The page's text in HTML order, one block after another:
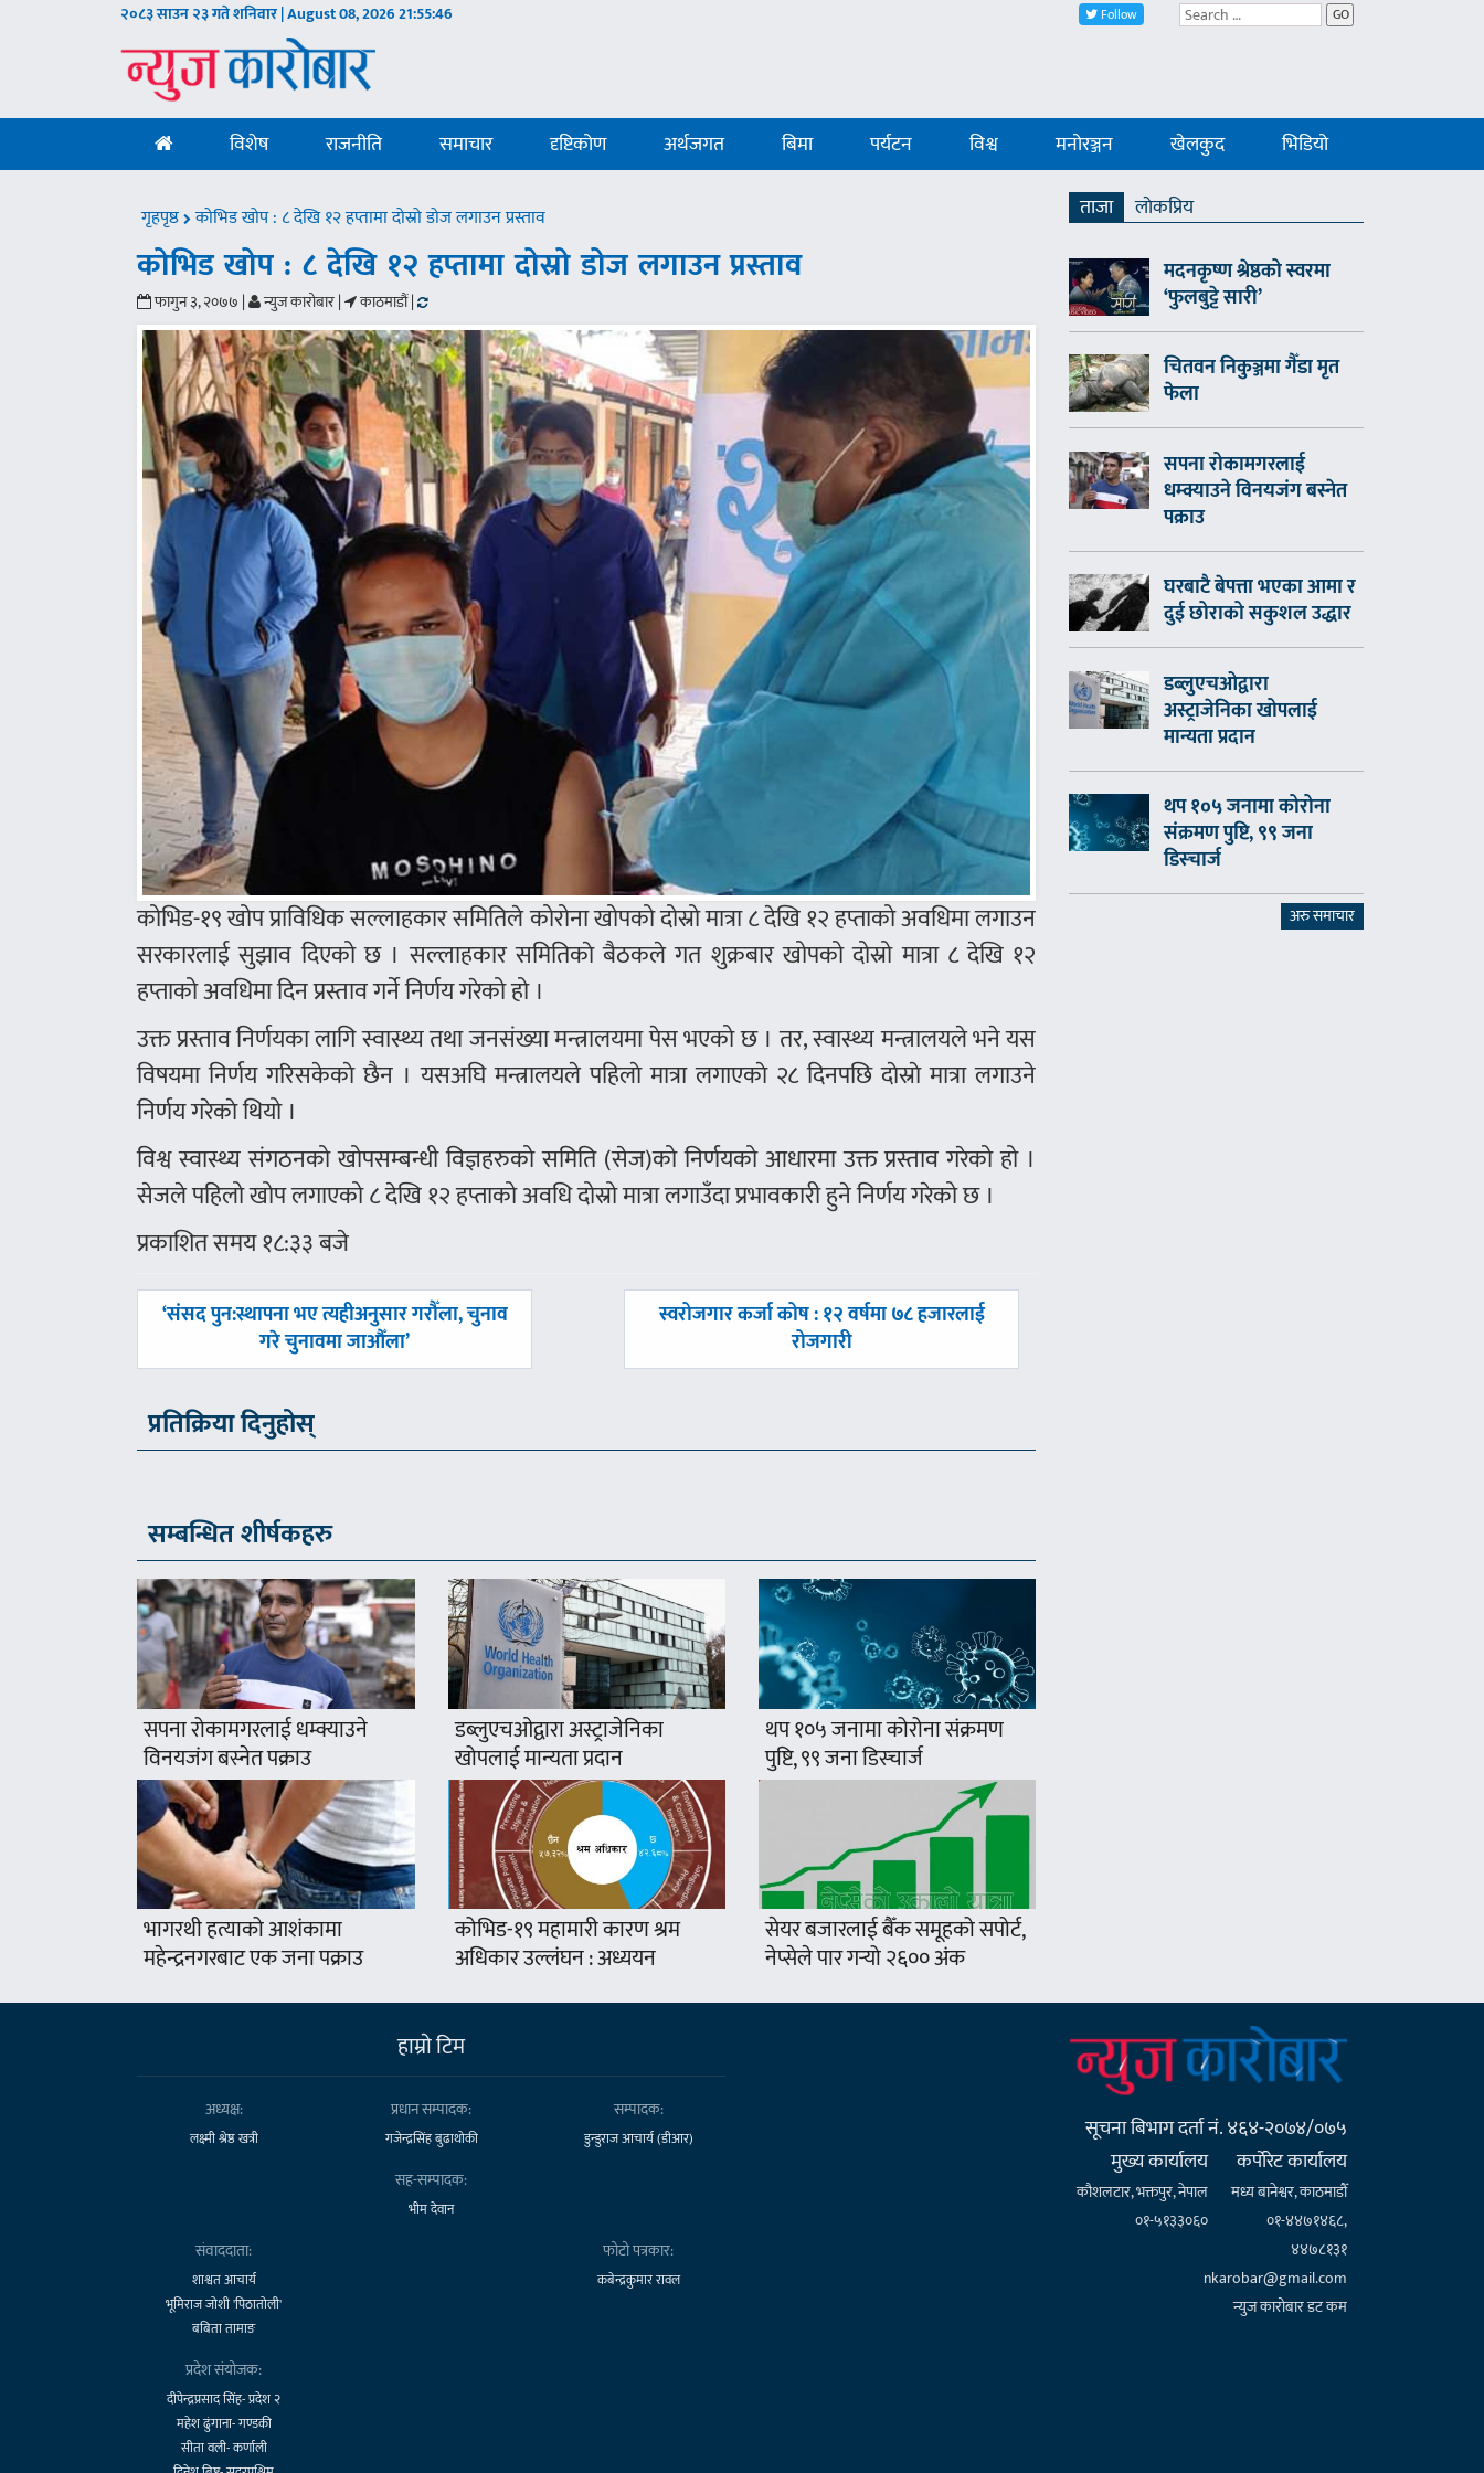
२०८३ साउन २३ गते शनिवार | August 08, 202621:55:47 Follow GO
विशेष राजनीति समाचार दृष्टिकोण अर्थजगत बिमा पर्यटन विश्व मनोरञ्जन खेलकुद भिडियो
गृहपृष्ठ कोभिड खोप : ८ देखि १२ हप्तामा दोस्रो डोज लगाउन प्रस्ताव
कोभिड खोप : ८ देखि १२ हप्तामा दोस्रो डोज लगाउन प्रस्ताव
फागुन ३, २०७७ | न्युज कारोबार | काठमाडौं |
कोभिड-१९ खोप प्राविधिक सल्लाहकार समितिले कोरोना खोपको दोस्रो मात्रा ८ देखि १२ हप्ताको अवधिमा लगाउन
सरकारलाई सुझाव दिएको छ । सल्लाहकार समितिकाे बैठकले गत शुक्रबार खोपको दोस्रो मात्रा ८ देखि १२
हप्ताको अवधिमा दिन प्रस्ताव गर्ने निर्णय गरेको हो ।
उक्त प्रस्ताव निर्णयका लागि स्वास्थ्य तथा जनसंख्या मन्त्रालयमा पेस भएको छ । तर, स्वास्थ्य मन्त्रालयले भने यस
विषयमा निर्णय गरिसकेकाे छैन । यसअघि मन्त्रालयले पहिलाे मात्रा लगाएकाे २८ दिनपछि दाेस्राे मात्रा लगाउने
निर्णय गरेकाे थियो ।
विश्व स्वास्थ्य संगठनको खोपसम्बन्धी विज्ञहरुको समिति (सेज)को निर्णयको आधारमा उक्त प्रस्ताव गरेको हो ।
सेजले पहिलो खोप लगाएको ८ देखि १२ हप्ताको अवधि दोस्रो मात्रा लगाउँदा प्रभावकारी हुने निर्णय गरेको छ ।
प्रकाशित समय १८:३३ बजे
पछिल्लाे
‘संसद पुन:स्थापना भए त्यहीअनुसार गरौँला, चुनाव
गरे चुनावमा जाऔँला’
अघिल्लाे
स्वरोजगार कर्जा कोष : १२ वर्षमा ७८ हजारलाई
रोजगारी
प्रतिक्रिया दिनुहोस्
सम्बन्धित शीर्षकहरु
सपना रोकामगरलाई धम्क्याउने
विनयजंग बस्नेत पक्राउ
डब्लुएचओद्वारा अस्ट्राजेनिका
खोपलाई मान्यता प्रदान
थप १०५ जनामा कोरोना संक्रमण
पुष्टि, ९९ जना डिस्चार्ज
भागरथी हत्याको आशंकामा
महेन्द्रनगरबाट एक जना पक्राउ
कोभिड-१९ महामारी कारण श्रम
अधिकार उल्लंघन : अध्ययन
सेयर बजारलाई बैँक समूहको सपोर्ट,
नेप्सेले पार गर्‍यो २६०० अंक
ताजा
लाेकप्रिय
मदनकृष्ण श्रेष्ठको स्वरमा
‘फुलबुट्टे सारी’
चितवन निकुञ्जमा गैँडा मृत
फेला
सपना रोकामगरलाई
धम्क्याउने विनयजंग बस्नेत
पक्राउ
घरबाटै बेपत्ता भएका आमा र
दुई छोराको सकुशल उद्धार
डब्लुएचओद्वारा
अस्ट्राजेनिका खोपलाई
मान्यता प्रदान
थप १०५ जनामा कोरोना
संक्रमण पुष्टि, ९९ जना
डिस्चार्ज
अरु समाचार
हाम्राे टिम
अध्यक्ष:
लक्ष्मी श्रेष्ठ खत्री
प्रधान सम्पादक:
गजेन्द्रसिंह बुढाथोकी
सम्पादक:
डुन्डुराज आचार्य (डीआर)
सह-सम्पादक:
भीम देवान
संवाददाता:
शाश्वत आचार्य
भूमिराज जोशी 'पिठातोली'
बबिता तामाङ
फोटो पत्रकार:
कबेन्द्रकुमार रावल
प्रदेश संयोजक:
दीपेन्द्रप्रसाद सिंह- प्रदेश २
महेश ढुंगाना- गण्डकी
सीता वली- कर्णाली
सूचना बिभाग दर्ता नं. ४६४-२०७४/०७५
मुख्य कार्यालय
कौशलटार, भक्तपुर, नेपाल
०१-५१३३०६०
कर्पाेरेट कार्यालय
मध्य बानेश्वर, काठमाडौँ
०१-४४७१४६८,
४४७८१३१
nkarobar@gmail.com
न्युज कारोबार डट कम